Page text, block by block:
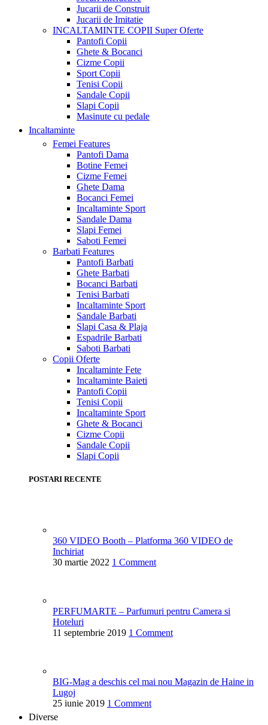
Jucarii de Construit
Jucarii de Imitatie
INCALTAMINTE COPII Super Oferte
Pantofi Copii
Ghete & Bocanci
Cizme Copii
Sport Copii
Tenisi Copii
Sandale Copii
Slapi Copii
Masinute cu pedale
Incaltaminte
Femei Features
Pantofi Dama
Botine Femei
Cizme Femei
Ghete Dama
Bocanci Femei
Incaltaminte Sport
Sandale Dama
Slapi Femei
Saboti Femei
Barbati Features
Pantofi Barbati
Ghete Barbati
Bocanci Barbati
Tenisi Barbati
Incaltaminte Sport
Sandale Barbati
Slapi Casa & Plaja
Espadrile Barbati
Saboti Barbati
Copii Oferte
Incaltaminte Fete
Incaltaminte Baieti
Pantofi Copii
Tenisi Copii
Incaltaminte Sport
Ghete & Bocanci
Cizme Copii
Sandale Copii
Slapi Copii
POSTARI RECENTE
360 VIDEO Booth – Platforma 360 VIDEO de
Inchiriat
30 martie 2022 1 Comment
PERFUMARTE – Parfumuri pentru Camera si
Hoteluri
11 septembrie 2019 1 Comment
BIG-Mag a deschis cel mai nou Magazin de Haine in
Lugoj
25 iunie 2019 1 Comment
Diverse